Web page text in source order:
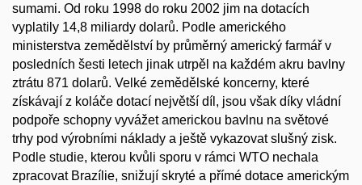
sumami. Od roku 1998 do roku 2002 jim na dotacích
vyplatily 14,8 miliardy dolarů. Podle amerického
ministerstva zemědělství by průměrný americký farmář v
posledních šesti letech jinak utrpěl na každém akru bavlny
ztrátu 871 dolarů. Velké zemědělské koncerny, které
získávají z koláče dotací největší díl, jsou však díky vládní
podpoře schopny vyvážet americkou bavlnu na světové
trhy pod výrobními náklady a ještě vykazovat slušný zisk.
Podle studie, kterou kvůli sporu v rámci WTO nechala
zpracovat Brazílie, snižují skryté a přímé dotace americkým